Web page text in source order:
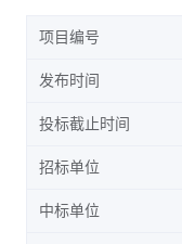
项目编号
发布时间
投标截止时间
招标单位
中标单位